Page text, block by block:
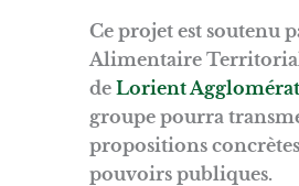
Ce projet est soutenu
Alimentaire
deLorient
groupe pourra
propositions
pouvoirs publiques.